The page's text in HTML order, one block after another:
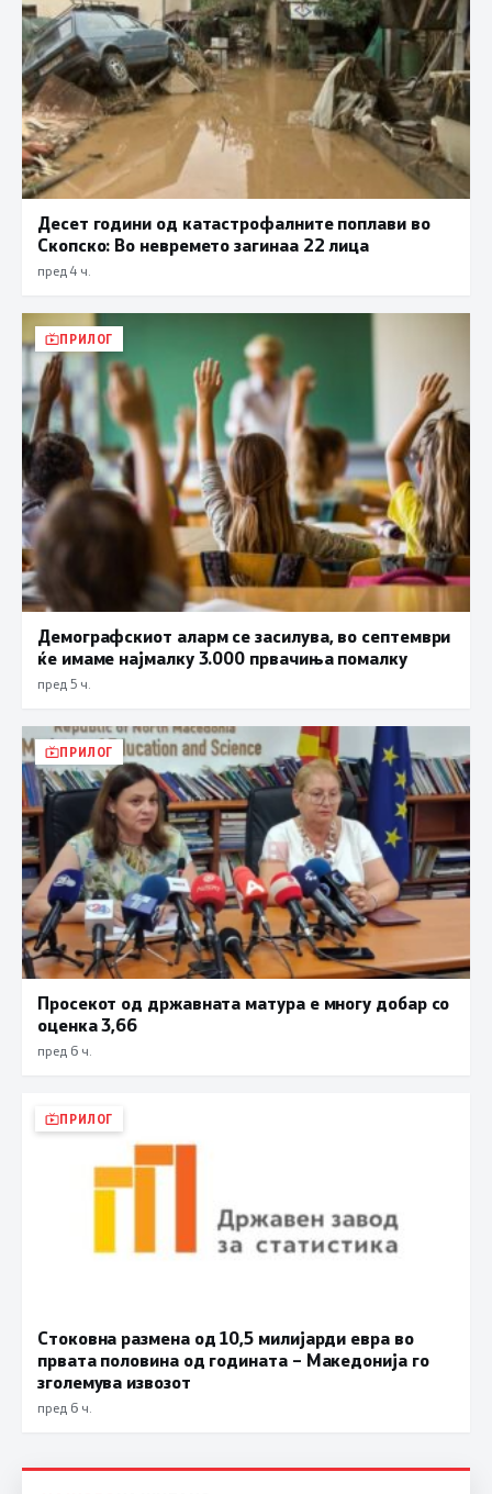
Десет години од катастрофалните поплави во
Скопско: Во невремето загинаа 22 лица
пред 4 ч.
ПРИЛОГ
Демографскиот аларм се засилува, во септември
ќе имаме најмалку 3.000 првачиња помалку
пред 5 ч.
ПРИЛОГ
Просекот од државната матура е многу добар со
оценка 3,66
пред 6 ч.
ПРИЛОГ
Стоковна размена од 10,5 милијарди евра во
првата половина од годината – Македонија го
зголемува извозот
пред 6 ч.